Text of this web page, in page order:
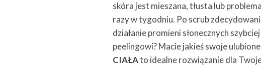
skóra jest mieszana, tłusta lub
razy w tygodniu. Po scrub
działanie promieni słonecznych
peelingowi? Macie jakieś swoje
CIAŁAto idealne rozwiązanie dla